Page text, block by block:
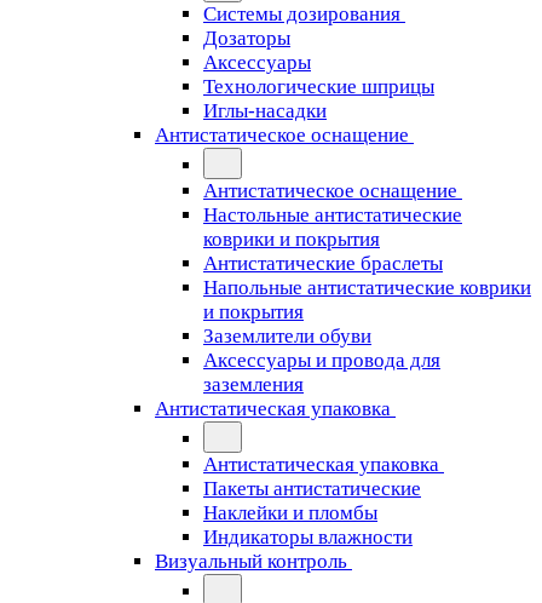
Системы дозирования
Дозаторы
Аксессуары
Технологические шприцы
Иглы-насадки
Антистатическое оснащение
Антистатическое оснащение
Настольные антистатические
коврики и покрытия
Антистатические браслеты
Напольные антистатические коврики
и покрытия
Заземлители обуви
Аксессуары и провода для
заземления
Антистатическая упаковка
Антистатическая упаковка
Пакеты антистатические
Наклейки и пломбы
Индикаторы влажности
Визуальный контроль